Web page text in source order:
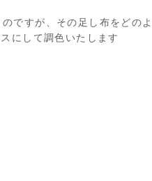
ですが、その足し布をどのよ
にして調色いたします